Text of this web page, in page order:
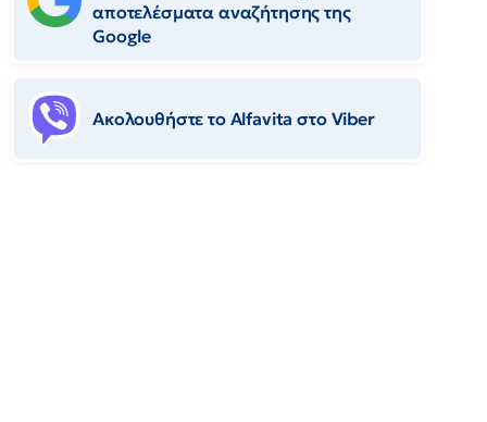
αποτελέσματα αναζήτησης της
Google
Ακολουθήστε το Αlfavita στο Viber